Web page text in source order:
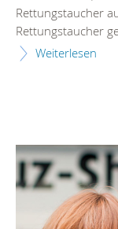
Rettungstaucher
Rettungstaucher
Weiterlesen